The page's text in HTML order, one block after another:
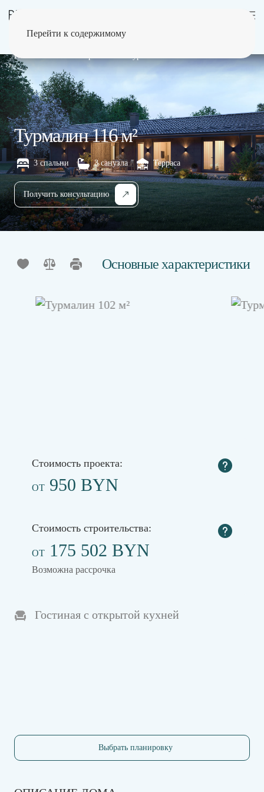
Перейти к содержимому
Турмалин 116 м²
3 спальни 3 санузла Терраса
Получить консультацию
Главная
Основные характеристики
Стоимость проекта:
ОТ 950 BYN
Стоимость строительства:
ОТ 175 502 BYN
Возможна рассрочка
Гостиная с открытой кухней
Выбрать планировку